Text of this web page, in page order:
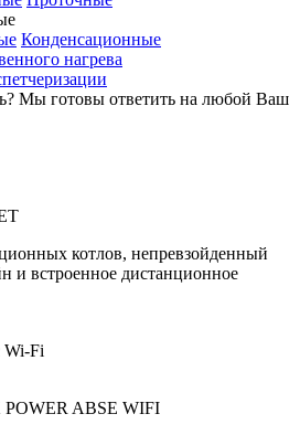
Конденсационные
нагрева
Мы готовы ответить на любой Ваш
котлов, непревзойденный
и встроенное дистанционное
Wi-Fi
ABSE WIFI